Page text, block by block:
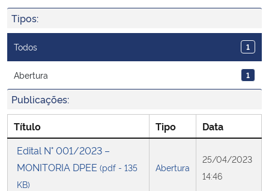
Ministério da Cidadania
Ministério da Saúde
Ministério de Minas e Energia
Ministério da Ciência, Tecnologia, Inovações e Comunicações
Ministério do Meio Ambiente
Ministério do Turismo
Tipos:
Todos 1
Abertura 1
Publicações:
Título Tipo
Data
Edital N° 001/2023 –
MONITORIA DPEE (pdf - 135
KB)
Abertura
25/04/2023
14:46